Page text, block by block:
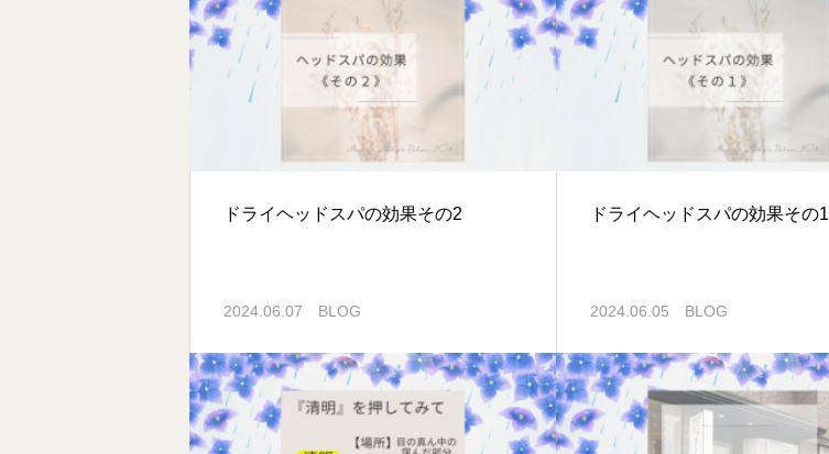
ドライヘッドスパの効果その2
2024.06.07 BLOG
ドライヘッドスパの効果その1
2024.06.05 BLOG